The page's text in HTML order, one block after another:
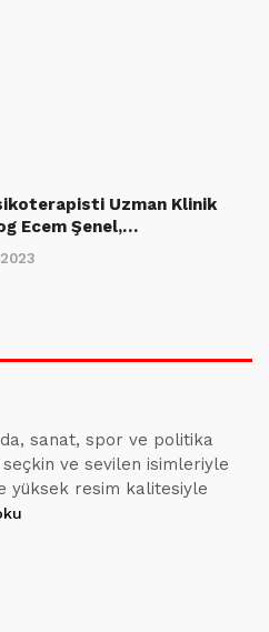
Uzman Klinik
Ecem Şenel,…
sanat, spor ve politika
seçkin ve sevilen isimleriyle
yüksek resim kalitesiyle